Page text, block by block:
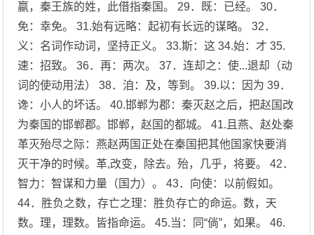
嬴，秦王族的姓，此借指秦国。 29．既：已经。 30．
免：幸免。 31.始有远略：起初有长远的谋略。 32．
义：名词作动词，坚持正义。 33.斯：这 34.始：才 35.
速：招致。 36．再：两次。 37．连却之：使...退却（动
词的使动用法） 38．洎：及，等到。 39.以：因为 39．
谗：小人的坏话。 40.邯郸为郡：秦灭赵之后，把赵国改
为秦国的邯郸郡。邯郸，赵国的都城。 41.且燕、赵处秦
革灭殆尽之际：燕赵两国正处在秦国把其他国家快要消
灭干净的时候。革,改变，除去。殆，几乎，将要。 42．
智力：智谋和力量（国力）。 43．向使：以前假如。
44．胜负之数，存亡之理：胜负存亡的命运。数，天
数。理，理数。皆指命运。 45.当：同“倘”，如果。 46.